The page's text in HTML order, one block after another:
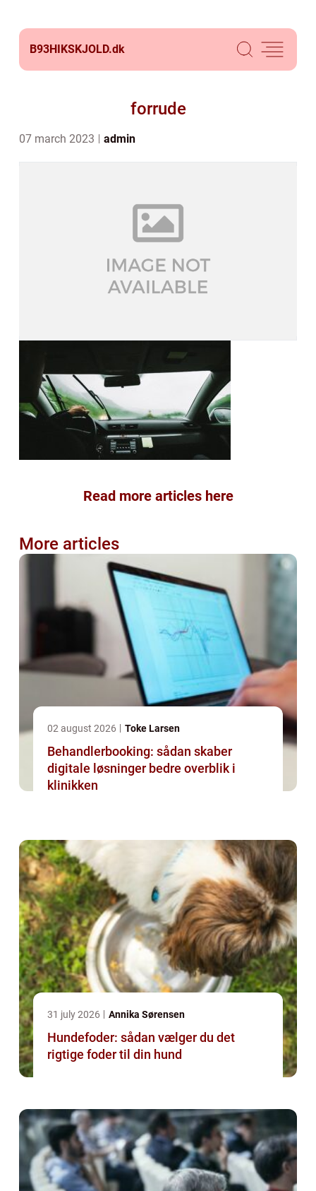
B93HIKSKJOLD.dk
forrude
07 march 2023 admin
Read more articles here
More articles
02 august 2026 Toke Larsen
Behandlerbooking: sådan skaber
digitale løsninger bedre overblik i
klinikken
31 july 2026 Annika Sørensen
Hundefoder: sådan vælger du det
rigtige foder til din hund